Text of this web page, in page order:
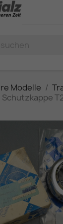
Modelle
Schutzkappe